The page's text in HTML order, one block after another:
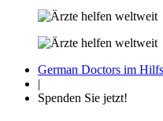
German Doctors im
|
Spenden Sie jetzt!